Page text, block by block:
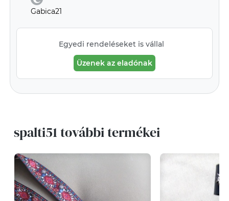
Gabica21
Egyedi rendeléseket is vállal
Üzenek az eladónak
spalti51 további termékei